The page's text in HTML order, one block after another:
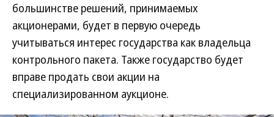
большинстве решений, принимаемых
акционерами, будет в первую очередь
учитываться интерес государства как владельца
контрольного пакета. Также государство будет
вправе продать свои акции на
специализированном аукционе.